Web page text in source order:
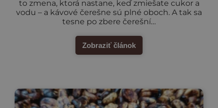
to zmena, ktorá nastane, keď zmiešate cukor a
vodu – a kávové čerešne sú plné oboch. A tak sa
tesne po zbere čerešní…
Zobraziť článok